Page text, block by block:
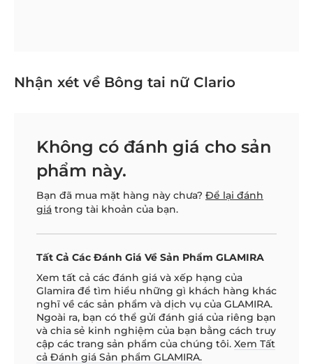
Nhận xét về Bông tai nữ Clario
Không có đánh giá cho sản
phẩm này.
Bạn đã mua mặt hàng này chưa? Để lại đánh
giá trong tài khoản của bạn.
Tất Cả Các Đánh Giá Về Sản Phẩm GLAMIRA
Xem tất cả các đánh giá và xếp hạng của
Glamira để tìm hiểu những gì khách hàng khác
nghĩ về các sản phẩm và dịch vụ của GLAMIRA.
Ngoài ra, bạn có thể gửi đánh giá của riêng bạn
và chia sẻ kinh nghiệm của bạn bằng cách truy
cập các trang sản phẩm của chúng tôi. Xem Tất
cả Đánh giá Sản phẩm GLAMIRA.